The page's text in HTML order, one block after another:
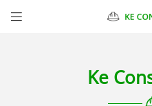

Chantelauve
Ke